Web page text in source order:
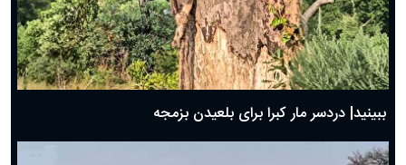
ببینید| دردسر مار کبرا برای بلعیدن بزمجه